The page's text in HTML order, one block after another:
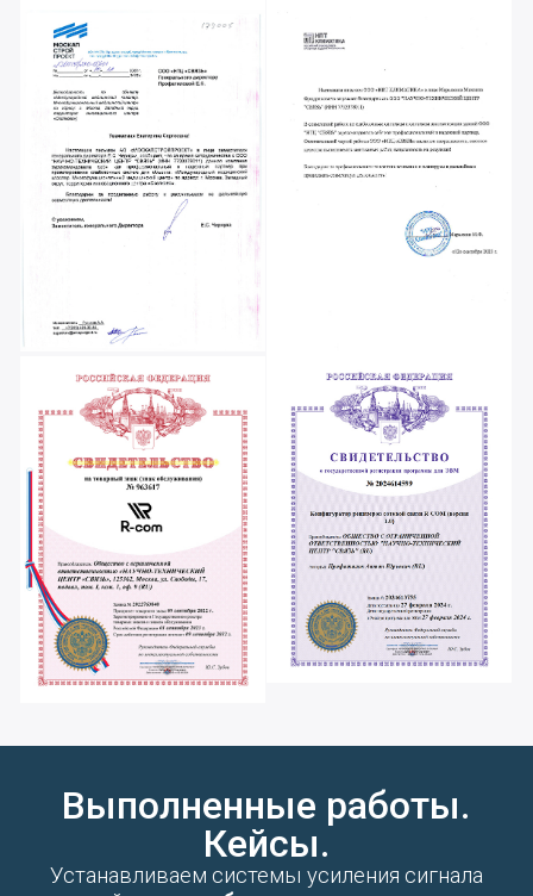
Выполненные работы.
Кейсы.
Устанавливаем системы усиления сигнала
любой площади!
банк Развития
Установили усиление сигнала
сотовой связи на площадь
3500 кв метров
Подробнее
Набережные Челны,
особая
экономическая зона
«Алабуга»
Установили усиление сигнала
сотовой связи на площадь
Подробнее
Элитная квартира на
Покровке
Установили усиление сигнала
сотовой связи на площадь
3200 кв метров